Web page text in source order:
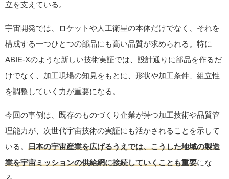
立を支えている。
宇宙開発では、ロケットや人工衛星の本体だけでなく、それを
構成する一つひとつの部品にも高い品質が求められる。特に
ABIE-Xのような新しい技術実証では、設計通りに部品を作るだ
けでなく、加工現場の知見をもとに、形状や加工条件、組立性
を調整していく力が重要になる。
今回の事例は、既存のものづくり企業が持つ加工技術や品質管
理能力が、次世代宇宙技術の実証にも活かされることを示して
いる。 日本の宇宙産業を広げるうえでは、こうした地域の製造
業を宇宙ミッションの供給網に接続していくことも重要にな